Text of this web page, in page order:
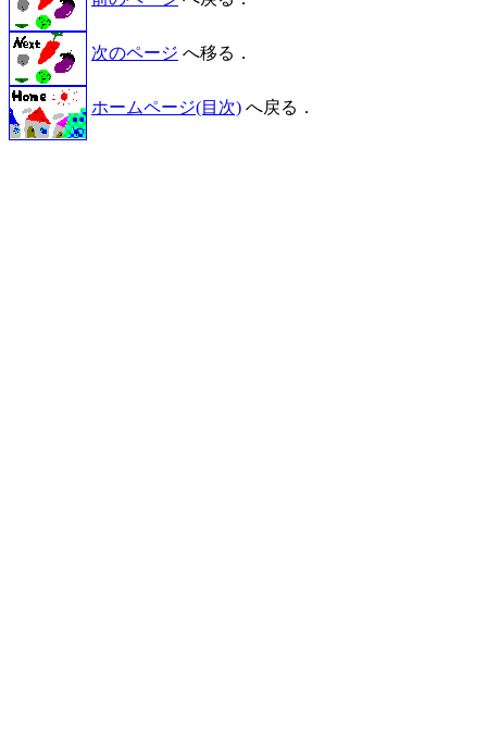
次のページ へ移る．
ホームページ(目次) へ戻る．